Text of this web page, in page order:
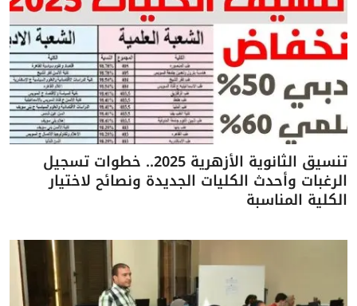
تنسيق الثانوية الأزهرية 2025.. خطوات تسجيل
الرغبات وأحدث الكليات الجديدة ونصائح لاختيار
الكلية المناسبة